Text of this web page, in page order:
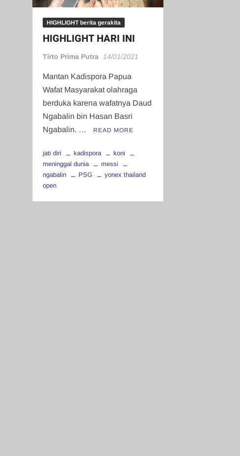
HIGHLIGHT berita gerakita
HIGHLIGHT HARI INI
Tirto Prima Putra 14/01/2021
Mantan Kadispora Papua
Wafat Masyarakat olahraga
berduka karena wafatnya Daud
Ngabalin bin Hasan Basri
Ngabalin. …
READ MORE
jati diri kadispora
koni
meninggal dunia
messi
ngabalin
PSG
yonex thailand
open